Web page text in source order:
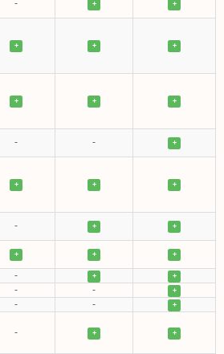
- + +
+ + +
+ + +
- - +
+ + +
- + +
+ + +
- + +
- - +
- - +
- + +